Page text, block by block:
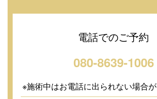
電話でのご予約
080-8639-1006
※施術中はお電話に出られない場合が